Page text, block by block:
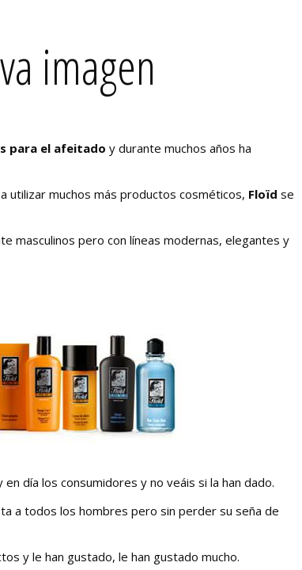
imagen
para el afeitado y durante muchos años ha
utilizar muchos más productos cosméticos, Floïd se
masculinos pero con líneas modernas, elegantes y
día los consumidores y no veáis si la han dado.
a todos los hombres pero sin perder su seña de
y le han gustado, le han gustado mucho.